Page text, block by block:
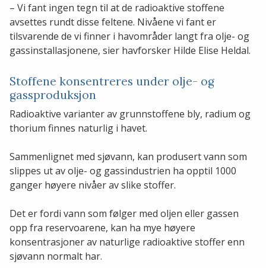
– Vi fant ingen tegn til at de radioaktive stoffene
avsettes rundt disse feltene. Nivåene vi fant er
tilsvarende de vi finner i havområder langt fra olje- og
gassinstallasjonene, sier havforsker Hilde Elise Heldal.
Stoffene konsentreres under olje- og
gassproduksjon
Radioaktive varianter av grunnstoffene bly, radium og
thorium finnes naturlig i havet.
Sammenlignet med sjøvann, kan produsert vann som
slippes ut av olje- og gassindustrien ha opptil 1000
ganger høyere nivåer av slike stoffer.
Det er fordi vann som følger med oljen eller gassen
opp fra reservoarene, kan ha mye høyere
konsentrasjoner av naturlige radioaktive stoffer enn
sjøvann normalt har.